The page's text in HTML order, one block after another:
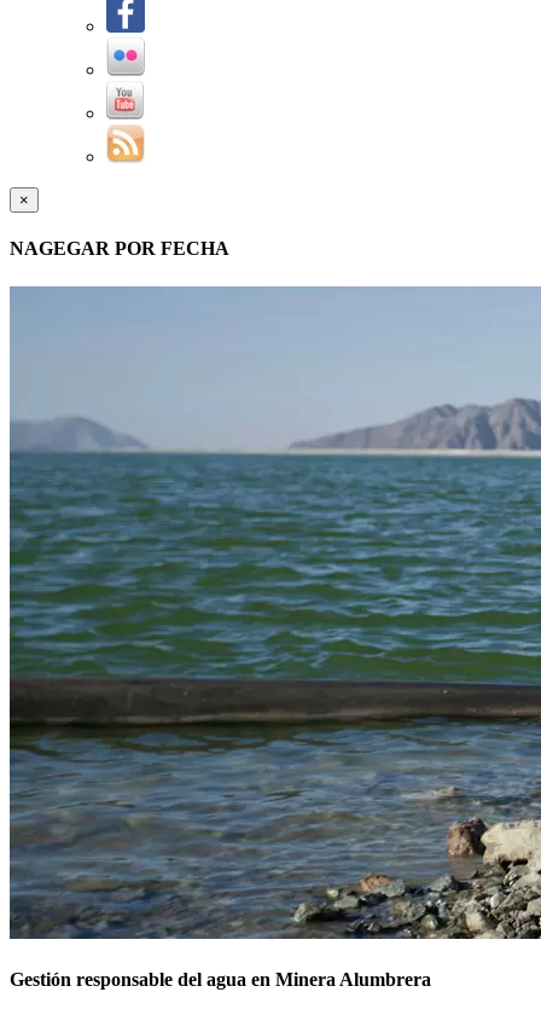
×
NAGEGAR POR FECHA
Gestión responsable del agua en Minera Alumbrera